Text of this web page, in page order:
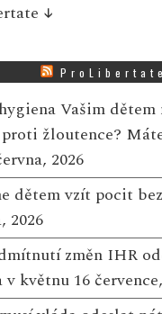
ekonomické
soutěže Cena
Services opět
diplomové
s...Více
↓
ProLibertate
Vašim dětem
žloutence?
2026
dětem vzít pocit
2026
změn IHR
v květnu 16